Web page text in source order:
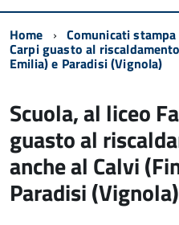
Home Comunicati stampa
Carpi guasto al
Emilia) e Paradisi (Vignola)
Scuola, al liceo
guasto al
anche al Calvi
Paradisi (Vignola)